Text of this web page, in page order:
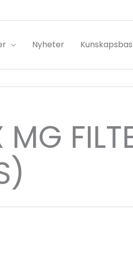
Nyheter Kunskapsbas
MG